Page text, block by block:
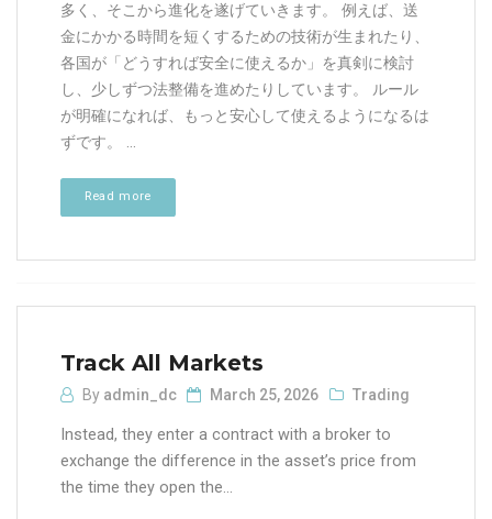
多く、そこから進化を遂げていきます。 例えば、送
金にかかる時間を短くするための技術が生まれたり、
各国が「どうすれば安全に使えるか」を真剣に検討
し、少しずつ法整備を進めたりしています。 ルール
が明確になれば、もっと安心して使えるようになるは
ずです。 ...
Read more
Track All Markets
By admin_dc March 25, 2026 Trading
Instead, they enter a contract with a broker to
exchange the difference in the asset’s price from
the time they open the...